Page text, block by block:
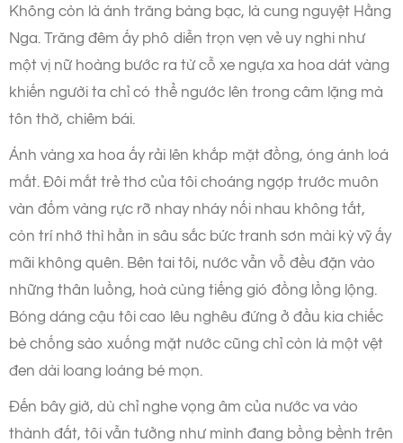
Không còn là ánh trăng bàng bạc, là cung nguyệt Hằng
Nga. Trăng đêm ấy phô diễn trọn vẹn vẻ uy nghi như
một vị nữ hoàng bước ra từ cỗ xe ngựa xa hoa dát vàng
khiến người ta chỉ có thể ngước lên trong câm lặng mà
tôn thờ, chiêm bái.
Ánh vàng xa hoa ấy rải lên khắp mặt đồng, óng ánh loá
mắt. Đôi mắt trẻ thơ của tôi choáng ngợp trước muôn
vàn đốm vàng rực rỡ nhay nháy nối nhau không tắt,
còn trí nhớ thì hằn in sâu sắc bức tranh sơn mài kỳ vỹ ấy
mãi không quên. Bên tai tôi, nước vẫn vỗ đều đặn vào
những thân luồng, hoà cùng tiếng gió đồng lồng lộng.
Bóng dáng cậu tôi cao lêu nghêu đứng ở đầu kia chiếc
bè chống sào xuống mặt nước cũng chỉ còn là một vệt
đen dài loang loáng bé mọn.
Đến bây giờ, dù chỉ nghe vọng âm của nước va vào
thành đất, tôi vẫn tưởng như mình đang bồng bềnh trên